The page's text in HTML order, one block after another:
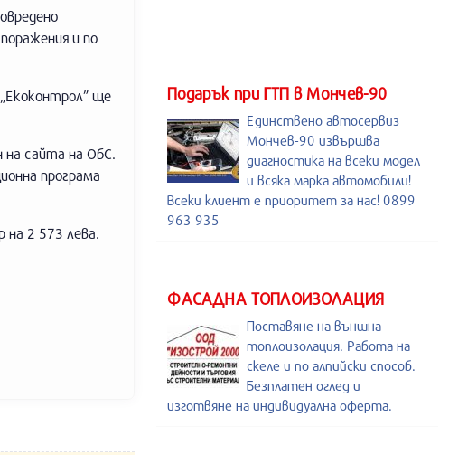
и по
ще
на сайта на ОбС.
програма
на 2 573 лева.
Подарък при ГТП в Мончев-90
Единствено автосервиз
Мончев-90 извършва
диагностика на всеки модел
и всяка марка автомобили!
Всеки клиент е приоритет за нас! 0899
963 935
ФАСАДНА ТОПЛОИЗОЛАЦИЯ
Поставяне на външна
топлоизолация. Работа на
скеле и по алпийски способ.
Безплатен оглед и
изготвяне на индивидуална оферта.